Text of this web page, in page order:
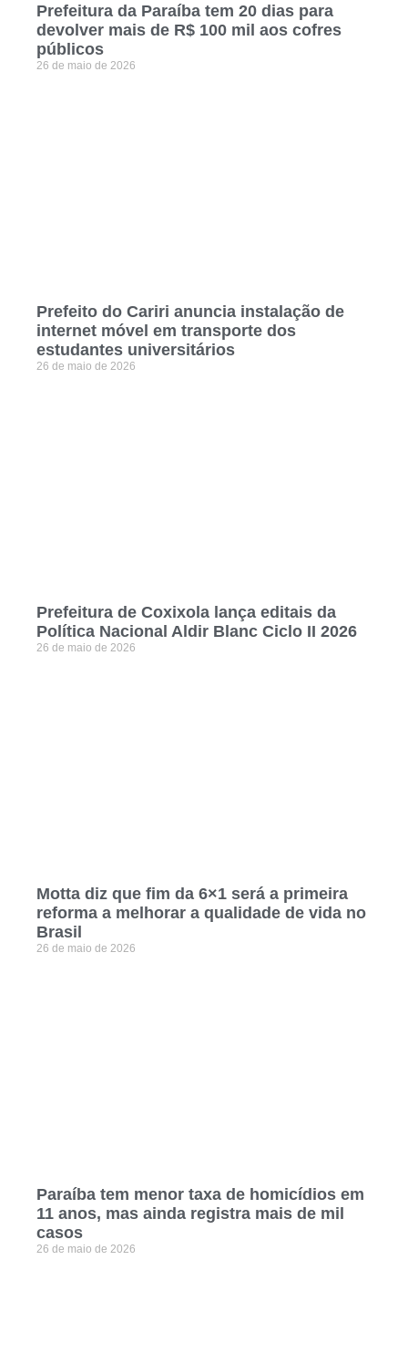
Prefeitura da Paraíba tem 20 dias para
devolver mais de R$ 100 mil aos cofres
públicos
26 de maio de 2026
Prefeito do Cariri anuncia instalação de
internet móvel em transporte dos
estudantes universitários
26 de maio de 2026
Prefeitura de Coxixola lança editais da
Política Nacional Aldir Blanc Ciclo II 2026
26 de maio de 2026
Motta diz que fim da 6×1 será a primeira
reforma a melhorar a qualidade de vida no
Brasil
26 de maio de 2026
Paraíba tem menor taxa de homicídios em
11 anos, mas ainda registra mais de mil
casos
26 de maio de 2026